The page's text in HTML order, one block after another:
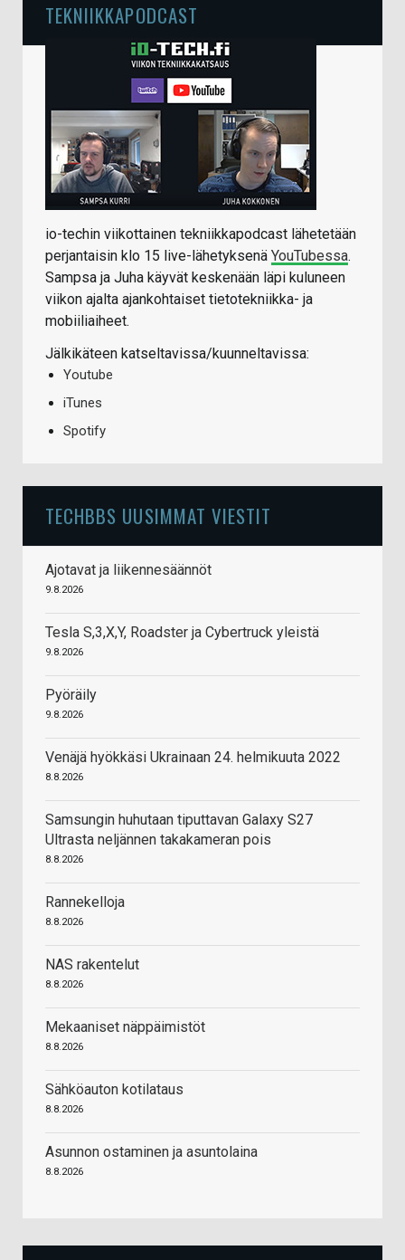
TEKNIIKKAPODCAST
io-techin viikottainen tekniikkapodcast lähetetään
perjantaisin klo 15 live-lähetyksenä YouTubessa.
Sampsa ja Juha käyvät keskenään läpi kuluneen
viikon ajalta ajankohtaiset tietotekniikka- ja
mobiiliaiheet.
Jälkikäteen katseltavissa/kuunneltavissa:
Youtube
iTunes
Spotify
TECHBBS UUSIMMAT VIESTIT
Ajotavat ja liikennesäännöt
9.8.2026
Tesla S,3,X,Y, Roadster ja Cybertruck yleistä
9.8.2026
Pyöräily
9.8.2026
Venäjä hyökkäsi Ukrainaan 24. helmikuuta 2022
8.8.2026
Samsungin huhutaan tiputtavan Galaxy S27
Ultrasta neljännen takakameran pois
8.8.2026
Rannekelloja
8.8.2026
NAS rakentelut
8.8.2026
Mekaaniset näppäimistöt
8.8.2026
Sähköauton kotilataus
8.8.2026
Asunnon ostaminen ja asuntolaina
8.8.2026